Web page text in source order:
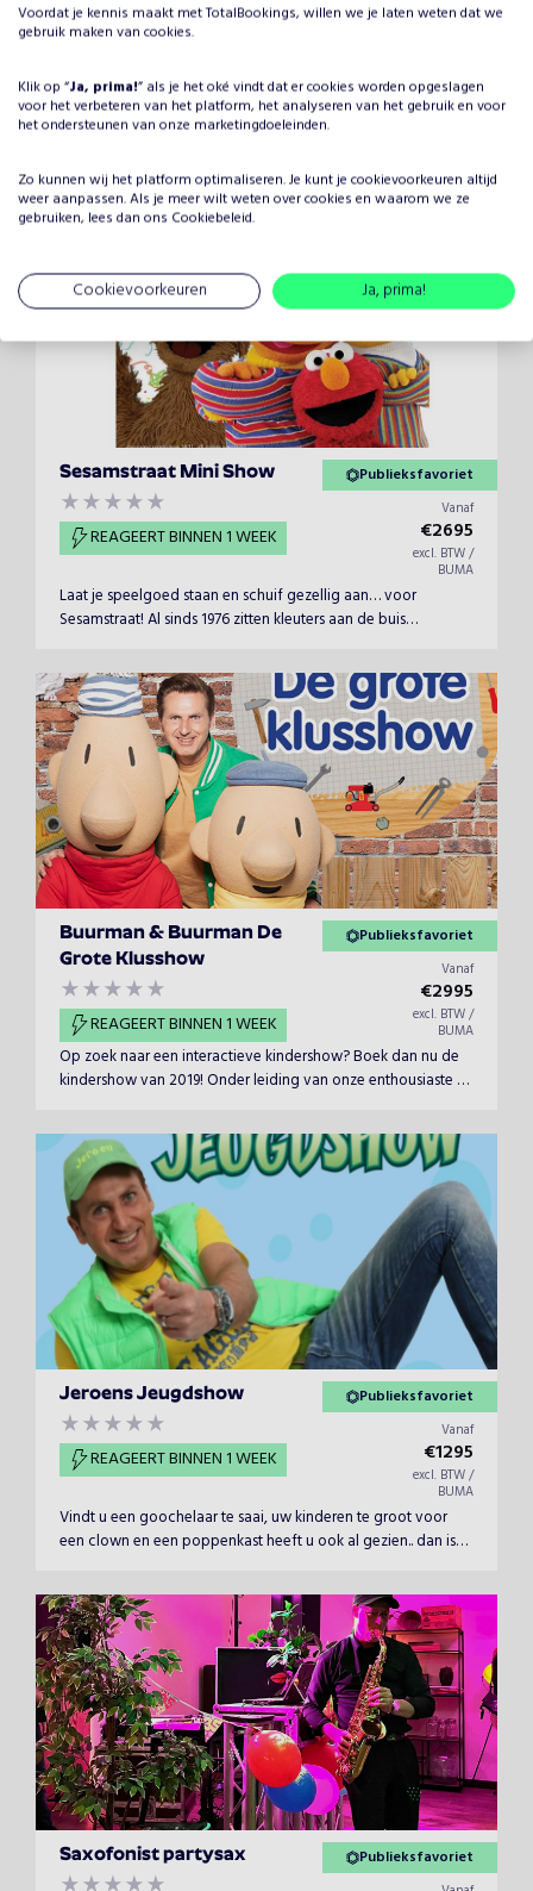
Plietsie Mannen
REAGEERT BINNEN 1 WEEK
Publieksfavoriet
excl. BTW /
BUMA
Met deze 'agenten' moet je niet sollen! Op zoek naar
zal de hele zaal niet weten wat hun overkomt. Dit duo komt
gepaard met een gezonde dosis humor en daarom is dit een
ideale toevoeging voor uw feest!
Sesamstraat Mini Show
REAGEERT BINNEN 1 WEEK
Publieksfavoriet
Vanaf
€2695
excl. BTW /
BUMA
Laat je speelgoed staan en schuif gezellig aan… voor
Sesamstraat! Al sinds 1976 zitten kleuters aan de buis
bekendste straat van Nederland beleven karakters als
Tommie, Elmo, Bert en Ernie dagelijks de vrolijkste avonturen.
Maar natuurlijk ko...
Buurman & Buurman De
Grote Klusshow
REAGEERT BINNEN 1 WEEK
Publieksfavoriet
Vanaf
€2995
excl. BTW /
BUMA
Op zoek naar een interactieve kindershow? Boek dan nu de
kindershow van 2019! Onder leiding van onze enthousiaste en
Buurman &amp; Buurman presenteren wij deze nieuwe
reizende spelshow.
Jeroens Jeugdshow
REAGEERT BINNEN 1 WEEK
Publieksfavoriet
Vanaf
€1295
excl. BTW /
BUMA
Vindt u een goochelaar te saai, uw kinderen te groot voor
een clown en een poppenkast heeft u ook al gezien.. dan is
voor de jeugdige gasten, om veel plezier en blije gezichten
los te maken is dit de beste spelshow voor uw evenement!
</p...
Saxofonist partysax Publieksfavoriet
Voordat je kennis maakt met TotalBookings, willen we je laten weten dat we
gebruik maken van cookies.
Klik op “Ja, prima!” als je het oké vindt dat er cookies worden opgeslagen
voor het verbeteren van het platform, het analyseren van het gebruik en voor
het ondersteunen van onze marketingdoeleinden.
Zo kunnen wij het platform optimaliseren. Je kunt je cookievoorkeuren altijd
weer aanpassen. Als je meer wilt weten over cookies en waarom we ze
gebruiken, lees dan ons Cookiebeleid.
Cookievoorkeuren Ja, prima!